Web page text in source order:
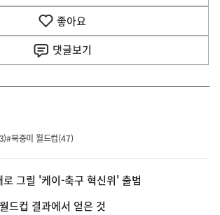
기
좋아요
댓글보기
#북중미 월드컵(47)
그릴 '케이-축구 혁신위' 출범
드컵 결과에서 얻은 것